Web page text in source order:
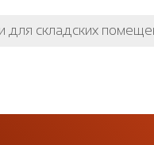
для складских